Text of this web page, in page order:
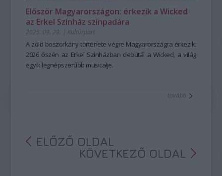
Először Magyarországon: érkezik a Wicked
az Erkel Színház színpadára
2025. 09. 29. | Kultúrpart
A zöld boszorkány története végre Magyarországra érkezik:
2026 őszén az Erkel Színházban debütál a Wicked, a világ
egyik legnépszerűbb musicalje.
tovább
ELŐZŐ OLDAL
KÖVETKEZŐ OLDAL